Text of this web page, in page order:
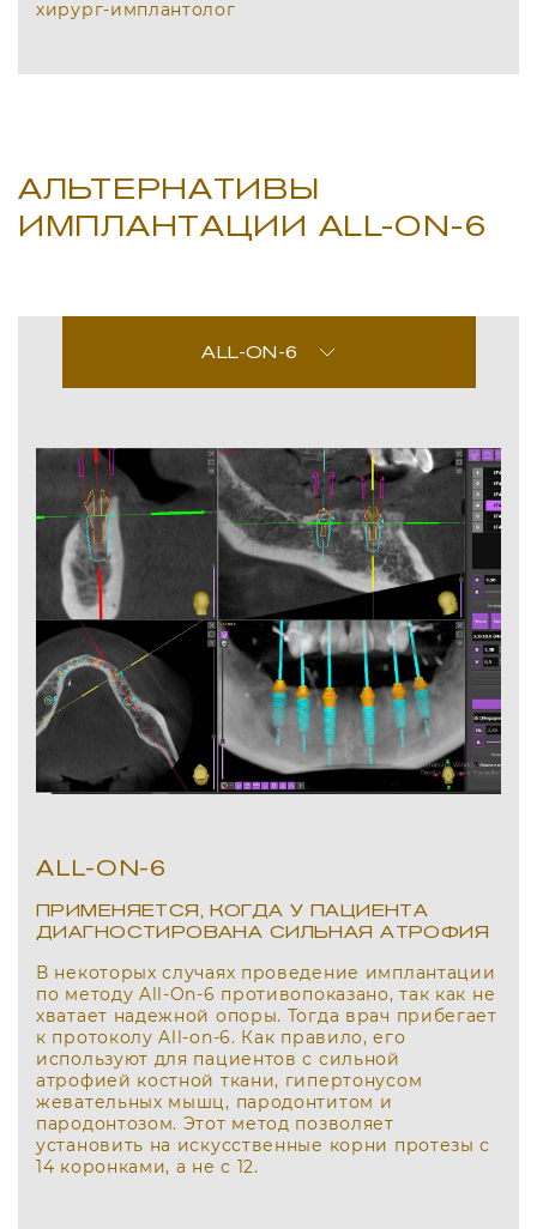
хирург-имплантолог
АЛЬТЕРНАТИВЫ
ИМПЛАНТАЦИИ ALL-ON-6
ALL-ON-6
ALL-ON-6
ПРИМЕНЯЕТСЯ, КОГДА У ПАЦИЕНТА
ДИАГНОСТИРОВАНА СИЛЬНАЯ АТРОФИЯ
В некоторых случаях проведение имплантации
по методу All-On-6 противопоказано, так как не
хватает надежной опоры. Тогда врач прибегает
к протоколу All-on-6. Как правило, его
используют для пациентов с сильной
атрофией костной ткани, гипертонусом
жевательных мышц, пародонтитом и
пародонтозом. Этот метод позволяет
установить на искусственные корни протезы с
14 коронками, а не с 12.